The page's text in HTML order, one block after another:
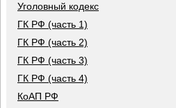
Уголовный кодекс
ГК РФ (часть 1)
ГК РФ (часть 2)
ГК РФ (часть 3)
ГК РФ (часть 4)
КоАП РФ